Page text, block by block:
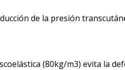
de la presión
(80kg/m3) evita la